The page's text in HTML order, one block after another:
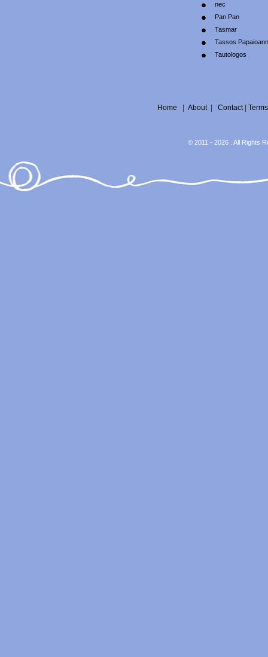
nec
Pan Pan
Tasmar
Tassos
Tautologos
Home About| Contact| Terms
© 2011 - 2026 . All Rights